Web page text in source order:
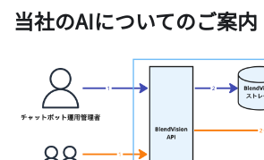
当社のAIについてのご案内